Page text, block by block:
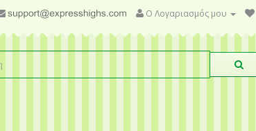
Ο Λογαριασμός μου